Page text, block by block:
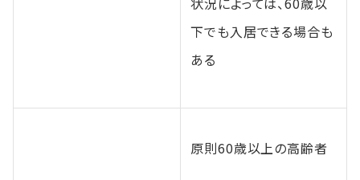
下でも入居できる場合も
ある
原則60歳以上の高齢者